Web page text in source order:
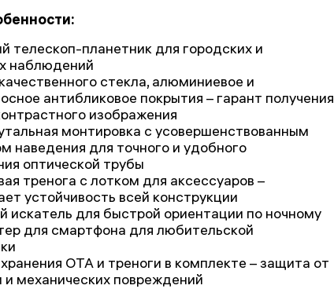
телескоп-планетник для городских и
наблюдений
стекла, алюминиевое и
антибликовое покрытия – гарант получения
изображения
монтировка с усовершенствованным
наведения для точного и удобного
оптической трубы
тренога с лотком для аксессуаров –
устойчивость всей конструкции
искатель для быстрой ориентации по ночному
для смартфона для любительской
ОТА и треноги в комплекте – защита от
и механических повреждений